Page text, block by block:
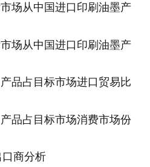
场从中国进口印刷油墨产
场从中国进口印刷油墨产
品占目标市场进口贸易比
品占目标市场消费市场份
商分析